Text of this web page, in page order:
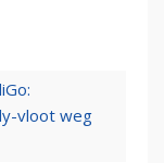
vloot weg